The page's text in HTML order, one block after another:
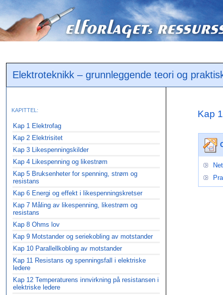
Elektroteknikk – grunnleggende teori og
KAPITTEL:
Kap 1 Elektrofag
Kap 2 Elektrisitet
Kap 3 Likespenningskilder
Kap 4 Likespenning og likestrøm
Kap 5 Bruksenheter for spenning, strøm og
resistans
Kap 6 Energi og effekt i likespenningskretser
Kap 7 Måling av likespenning, likestrøm og
resistans
Kap 8 Ohms lov
Kap 9 Motstander og seriekobling av motstander
Kap 10 Parallellkobling av motstander
Kap 11 Resistans og spenningsfall i elektriske
ledere
Kap 12 Temperaturens innvirkning på resistansen i
elektriske ledere
Kap